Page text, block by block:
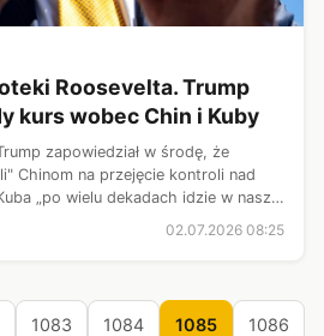
Roosevelta. Trump
kurs wobec Chin i Kuby
zapowiedział w środę, że
Chinom na przejęcie kontroli nad
„po wielu dekadach idzie w naszą
się podczas Inauguracji Biblioteki
02.07.2026 08:25
1083 1084 1085 1086